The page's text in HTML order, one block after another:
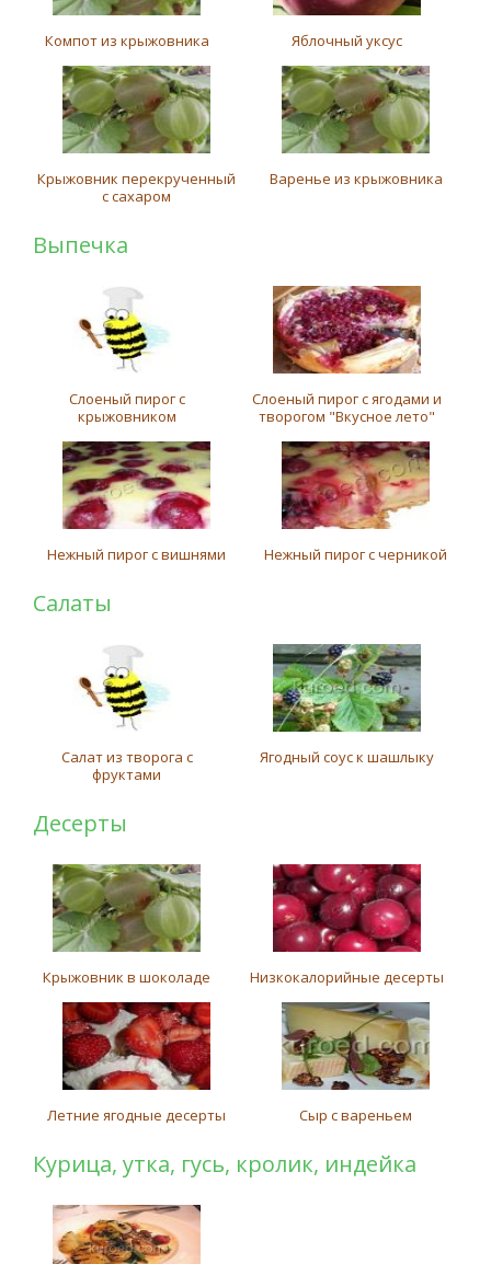
Компот из крыжовника Яблочный уксус
Крыжовник перекрученный
с сахаром
Варенье из крыжовника
Выпечка
Слоеный пирог с
крыжовником
Слоеный пирог с ягодами и
творогом "Вкусное лето"
Нежный пирог с вишнями Нежный пирог с черникой
Салаты
Салат из творога с
фруктами
Ягодный соус к шашлыку
Десерты
Крыжовник в шоколаде Низкокалорийные десерты
Летние ягодные десерты Сыр с вареньем
Курица, утка, гусь, кролик, индейка